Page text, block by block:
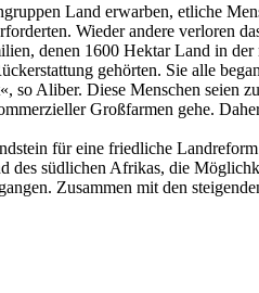
Land erwarben, etliche
Wieder andere verloren
denen 1600 Hektar Land in
gehörten. Sie alle
Aliber. Diese Menschen seien
Großfarmen gehe.
für eine friedliche
des südlichen Afrikas, die
Zusammen mit den